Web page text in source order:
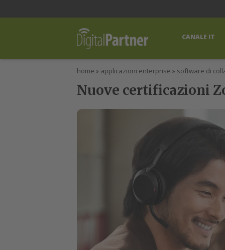
CANALE IT
home » applicazioni enterprise » software di
Nuove certificazioni